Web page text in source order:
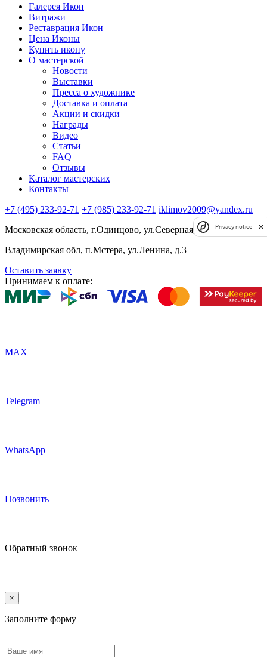
Галерея Икон
Витражи
Реставрация Икон
Цена Иконы
Купить икону
О мастерской
Новости
Выставки
Пресса о художнике
Доставка и оплата
Акции и скидки
Награды
Видео
Статьи
FAQ
Отзывы
Каталог мастерских
Контакты
+7 (495) 233-92-71 +7 (985) 233-92-71 iklimov2009@yandex.ru
Московская область, г.Одинцово, ул.Северная, д.5, к.4
Владимирская обл, п.Мстера, ул.Ленина, д.3
Оставить заявку
Принимаем к оплате:
MAX
Telegram
WhatsApp
Позвонить
Обратный звонок
×
Заполните форму
Privacy notice